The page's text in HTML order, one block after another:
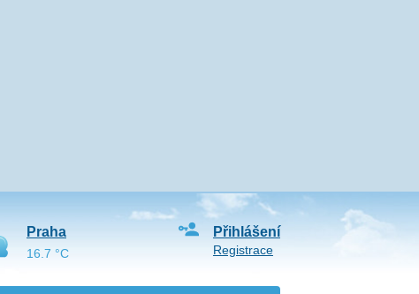
Přihlášení
Registrace
Praha
16.7 °C